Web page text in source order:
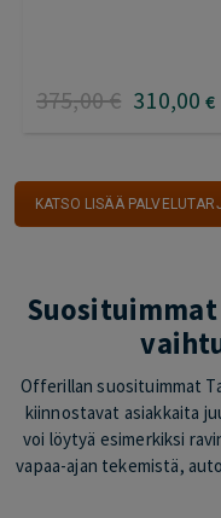
375,00€ 310,00 €
KATSO LISÄÄ
Offerillan suosituimmat
kiinnostavat asiakkaita
voi löytyä esimerkiksi
vapaa-ajan tekemistä,